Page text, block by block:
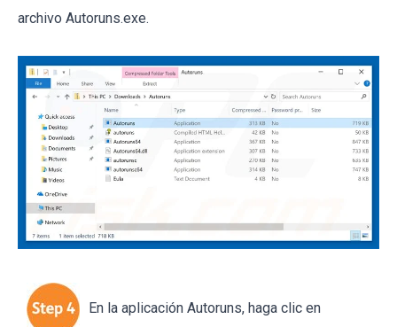
archivo Autoruns.exe.
En la aplicación Autoruns, haga clic en